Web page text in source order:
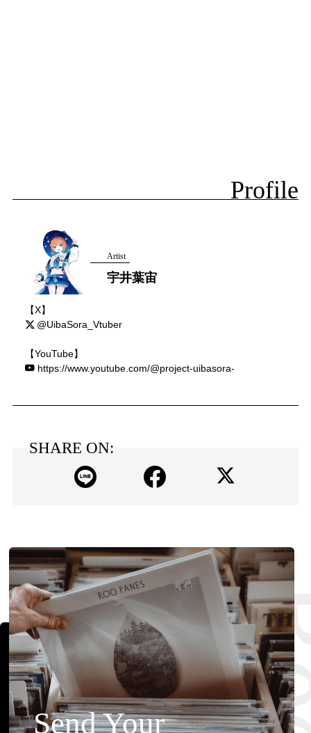
Profile
Artist
宇井葉宙
【X】
@UibaSora_Vtuber
【YouTube】
https://www.youtube.com/@project-uibasora-
SHARE ON:
Send Your